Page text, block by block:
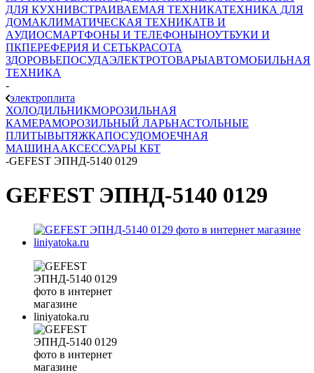
ДЛЯ КУХНИВСТРАИВАЕМАЯ ТЕХНИКАТЕХНИКА ДЛЯ
ДОМАКЛИМАТИЧЕСКАЯ ТЕХНИКАТВ И
AУДИОСМАРТФОНЫ И ТЕЛЕФОНЫНОУТБУКИ И
ПКПЕРЕФЕРИЯ И СЕТЬКРАСОТА
ЗДОРОВЬЕПОСУДАЭЛЕКТРОТОВАРЫАВТОМОБИЛЬНАЯ
ТЕХНИКА
-
электроплита
ХОЛОДИЛЬНИКМОРОЗИЛЬНАЯ
КАМЕРАМОРОЗИЛЬНЫЙ ЛАРЬНАСТОЛЬНЫЕ
ПЛИТЫВЫТЯЖКАПОСУДОМОЕЧНАЯ
МАШИНААКСЕССУАРЫ КБТ
-GEFEST ЭПНД-5140 0129
GEFEST ЭПНД-5140 0129